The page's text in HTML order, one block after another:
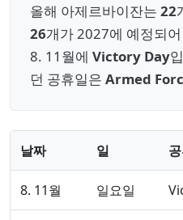
올해 아제르바이잔는 22
26개가 2027에 예정되
8. 11월에 Victory Day
던 공휴일은 Armed
날짜 일
8. 11월 일요일